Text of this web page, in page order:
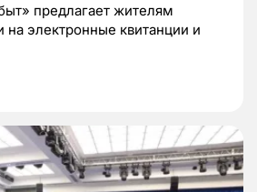
предлагает жителям
на электронные квитанции и